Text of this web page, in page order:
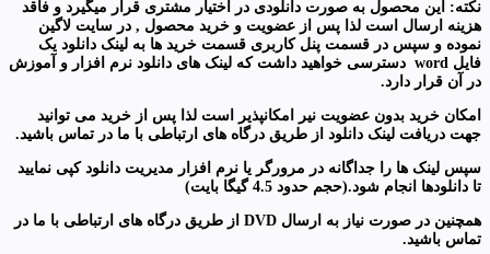
نکته: این محصول به صورت دانلودی در اختیار مشتری قرار میگیرد و فاقد
هزینه ارسال است لذا پس از عضویت و خرید محصول , در سایت لاگین
نموده و سپس در قسمت پنل کاربری قسمت خرید ها به لینک دانلود یک
فایل word دسترسی خواهید داشت که لینک های دانلود نرم افزار و آموزش
در آن قرار دارد.
امکان خرید بدون عضویت نیر امکانپذیر است لذا پس از خرید می توانید
جهت دریافت لینک دانلود از طریق درگاه های ارتباطی با ما در تماس باشید.
سپس لینک ها را جداگانه در مرورگر یا نرم افزار مدیریت دانلود کپی نمایید
تا دانلودها انجام شود.(حجم حدود 4.5 گیگا بایت)
همچنین در صورت نیاز به ارسال
از طریق درگاه های ارتباطی با ما در
تماس باشید.